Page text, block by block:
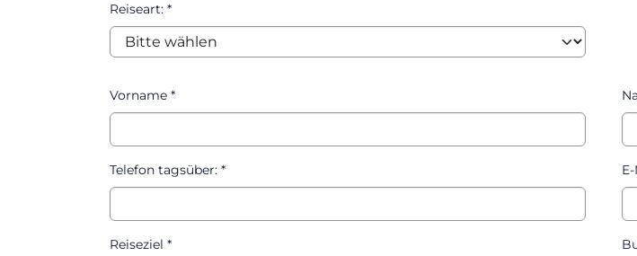
Reiseart: *
Vorname *
Telefon tagsüber: *
Reiseziel *